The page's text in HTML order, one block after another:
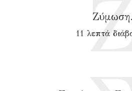
Ζύμωση.
11 λεπτά